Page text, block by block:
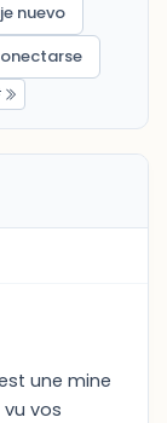
nuevo
une mine
vos